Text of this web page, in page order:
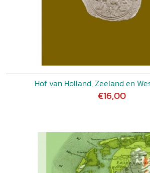
Hof van Holland, Zeeland en
€16,00